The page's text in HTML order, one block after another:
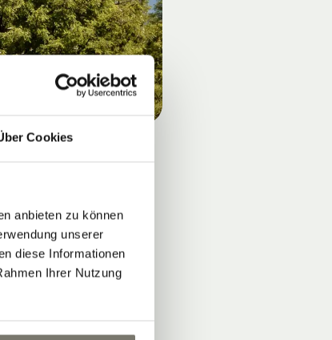
Cookies
anbieten zu können
unserer
diese Informationen
Ihrer Nutzung